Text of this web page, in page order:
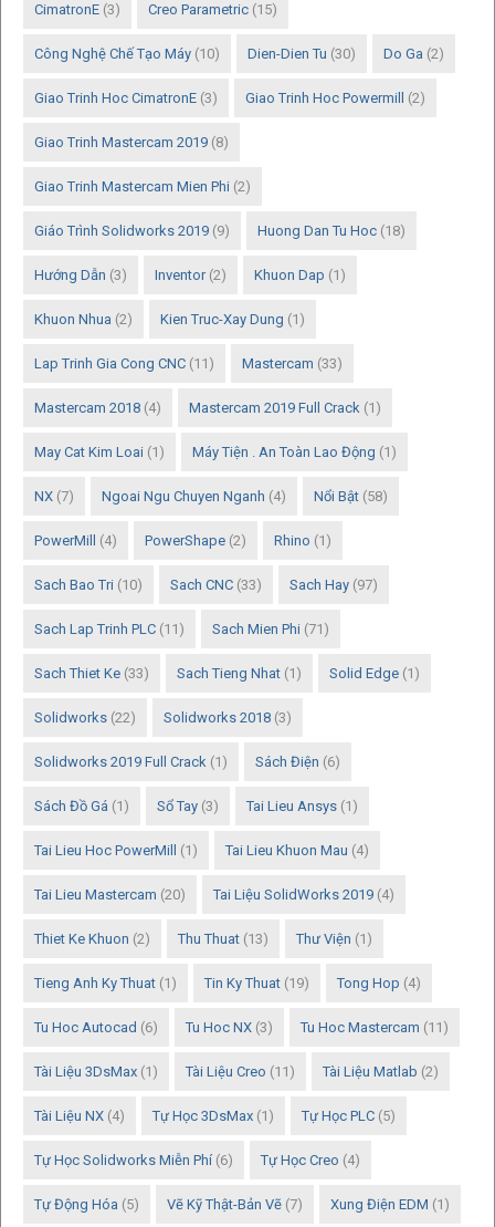
CimatronE (3) Creo Parametric (15)
Công Nghệ Chế Tạo Máy (10) Dien-Dien Tu (30) Do Ga (2)
Giao Trinh Hoc CimatronE (3) Giao Trinh Hoc Powermill (2)
Giao Trinh Mastercam 2019 (8)
Giao Trinh Mastercam Mien Phi (2)
Giáo Trình Solidworks 2019 (9) Huong Dan Tu Hoc (18)
Hướng Dẫn (3) Inventor (2) Khuon Dap (1)
Khuon Nhua (2) Kien Truc-Xay Dung (1)
Lap Trinh Gia Cong CNC (11) Mastercam (33)
Mastercam 2018 (4) Mastercam 2019 Full Crack (1)
May Cat Kim Loai (1) Máy Tiện . An Toàn Lao Động (1)
NX (7) Ngoai Ngu Chuyen Nganh (4) Nổi Bật (58)
PowerMill (4) PowerShape (2) Rhino (1)
Sach Bao Tri (10) Sach CNC (33) Sach Hay (97)
Sach Lap Trinh PLC (11) Sach Mien Phi (71)
Sach Thiet Ke (33) Sach Tieng Nhat (1) Solid Edge (1)
Solidworks (22) Solidworks 2018 (3)
Solidworks 2019 Full Crack (1) Sách Điện (6)
Sách Đồ Gá (1) Sổ Tay (3) Tai Lieu Ansys (1)
Tai Lieu Hoc PowerMill (1) Tai Lieu Khuon Mau (4)
Tai Lieu Mastercam (20) Tai Liệu SolidWorks 2019 (4)
Thiet Ke Khuon (2) Thu Thuat (13) Thư Viện (1)
Tieng Anh Ky Thuat (1) Tin Ky Thuat (19) Tong Hop (4)
Tu Hoc Autocad (6) Tu Hoc NX (3) Tu Hoc Mastercam (11)
Tài Liệu 3DsMax (1) Tài Liệu Creo (11) Tài Liệu Matlab (2)
Tài Liệu NX (4) Tự Học 3DsMax (1) Tự Học PLC (5)
Tự Học Solidworks Miễn Phí (6) Tự Học Creo (4)
Tự Động Hóa (5) Vẽ Kỹ Thật-Bản Vẽ (7) Xung Điện EDM (1)